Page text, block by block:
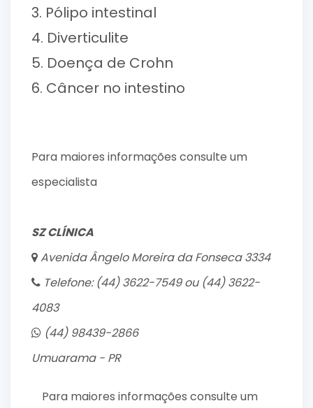
3. Pólipo intestinal
4. Diverticulite
5. Doença de Crohn
6. Câncer no intestino
Para maiores informações consulte um
especialista
SZ CLÍ­NICA
Avenida Ângelo Moreira da Fonseca 3334
Telefone: (44) 3622-7549 ou (44) 3622-
4083
(44) 98439-2866
Umuarama - PR
Para maiores informações consulte um